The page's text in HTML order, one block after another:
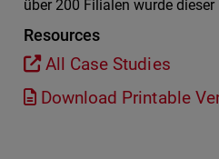
über 200 Filialen wurde
Resources
All Case Studies
Download Printable